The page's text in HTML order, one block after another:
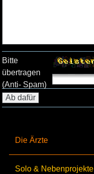
Die Ärzte
Solo & Nebenprojekte
Bitte
übertragen
(Anti- Spam)